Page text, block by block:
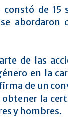
de 15
abordaron
de las
en la
de un
la
y hombres.